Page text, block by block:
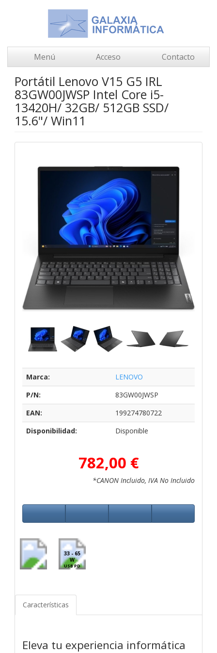
Menú Acceso Contacto
Portátil Lenovo V15 G5 IRL
83GW00JWSP Intel Core i5-
13420H/ 32GB/ 512GB SSD/
15.6"/ Win11
Marca:
LENOVO
P/N:
83GW00JWSP
EAN:
199274780722
Disponibilidad:
Disponible
782,00 €
*CANON Incluido, IVA No Incluido
33 - 65
W
USB PD
Características
Eleva tu experiencia informática